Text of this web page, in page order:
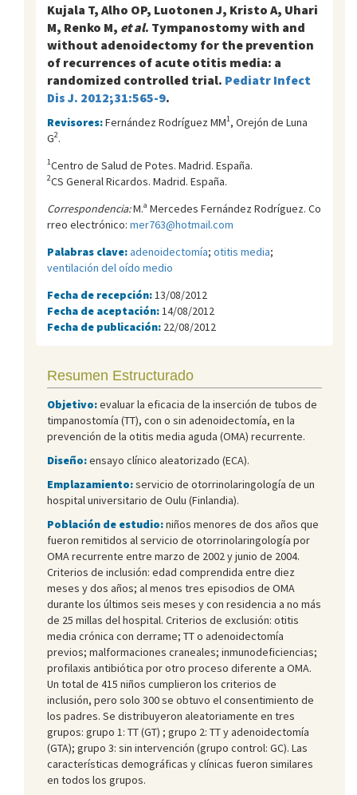
Kujala T, Alho OP, Luotonen J, Kristo A, Uhari
M, Renko M, et al. Tympanostomy with and
without adenoidectomy for the prevention
of recurrences of acute otitis media: a
randomized controlled trial. Pediatr Infect
Dis J. 2012;31:565-9.
Revisores:Fernández Rodríguez MM1, Orejón de Luna
G2.
1Centro de Salud de Potes. Madrid. España.
2CS General Ricardos. Madrid. España.
Correspondencia:M.ª Mercedes Fernández Rodríguez. Co
rreo electrónico: mer763@hotmail.com
Palabras clave:adenoidectomía; otitis media;
ventilación del oído medio
Fecha de recepción: 13/08/2012
Fecha de aceptación: 14/08/2012
Fecha de publicación: 22/08/2012
Resumen Estructurado
Objetivo:evaluar la eficacia de la inserción de tubos de
timpanostomía (TT), con o sin adenoidectomía, en la
prevención de la otitis media aguda (OMA) recurrente.
Diseño:ensayo clínico aleatorizado (ECA).
Emplazamiento:servicio de otorrinolaringología de un
hospital universitario de Oulu (Finlandia).
Población de estudio:niños menores de dos años que
fueron remitidos al servicio de otorrinolaringología por
OMA recurrente entre marzo de 2002 y junio de 2004.
Criterios de inclusión: edad comprendida entre diez
meses y dos años; al menos tres episodios de OMA
durante los últimos seis meses y con residencia a no más
de 25 millas del hospital. Criterios de exclusión: otitis
media crónica con derrame; TT o adenoidectomía
previos; malformaciones craneales; inmunodeficiencias;
profilaxis antibiótica por otro proceso diferente a OMA.
Un total de 415 niños cumplieron los criterios de
inclusión, pero solo 300 se obtuvo el consentimiento de
los padres. Se distribuyeron aleatoriamente en tres
grupos: grupo 1: TT (GT) ; grupo 2: TT y adenoidectomía
(GTA); grupo 3: sin intervención (grupo control: GC). Las
características demográficas y clínicas fueron similares
en todos los grupos.